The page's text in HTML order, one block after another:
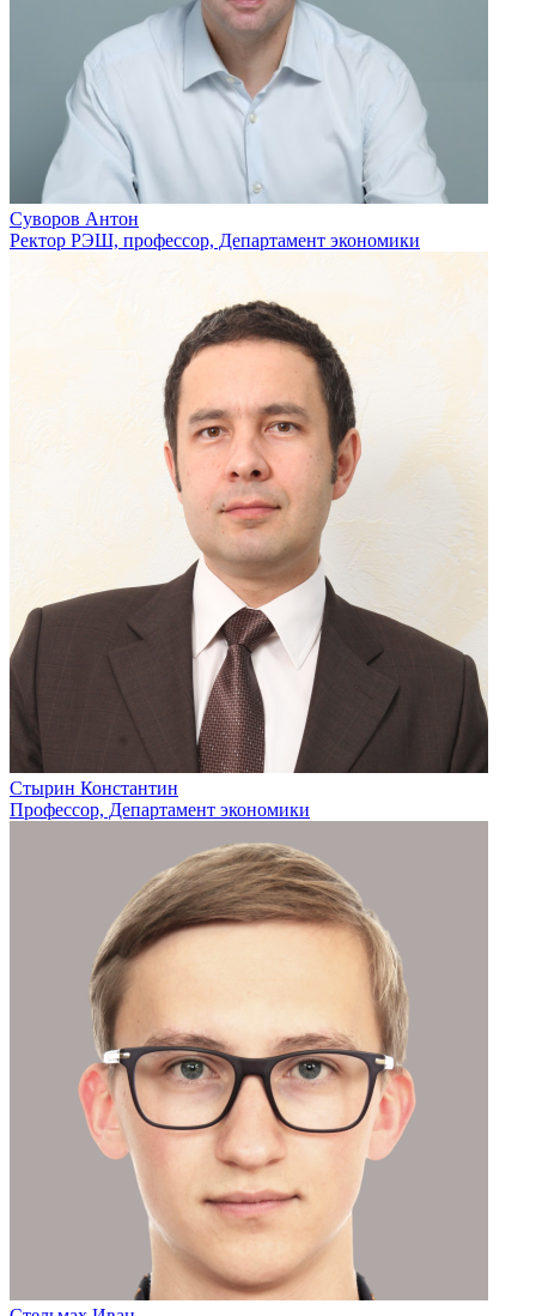
Суворов Антон
Ректор РЭШ, профессор, Департамент экономики
Стырин Константин
Профессор, Департамент экономики